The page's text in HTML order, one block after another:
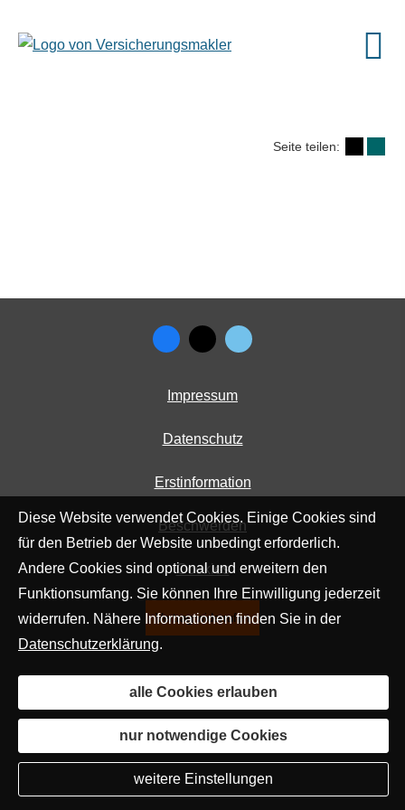
Seite teilen:
Impressum
Datenschutz
Erstinformation
Beschwerden
Cookies
Vertrag widerrufen
Diese Website verwendet Cookies. Einige Cookies sind
für den Betrieb der Website unbedingt erforderlich.
Andere Cookies sind optional und erweitern den
Funktionsumfang. Sie können Ihre Einwilligung jederzeit
widerrufen. Nähere Informationen finden Sie in der
Datenschutzerklärung.
alle Cookies erlauben
nur notwendige Cookies
weitere Einstellungen